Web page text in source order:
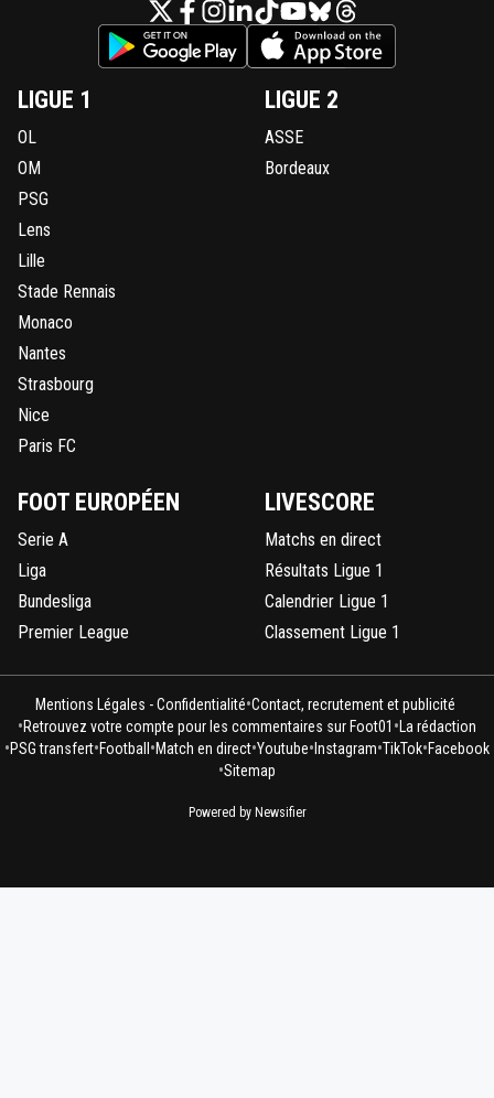
LIGUE 1
OL
OM
PSG
Lens
Lille
Stade Rennais
Monaco
Nantes
Strasbourg
Nice
Paris FC
LIGUE 2
ASSE
Bordeaux
FOOT EUROPÉEN
Serie A
Liga
Bundesliga
Premier League
LIVESCORE
Matchs en direct
Résultats Ligue 1
Calendrier Ligue 1
Classement Ligue 1
Mentions Légales - Confidentialité•Contact, recrutement et publicité
•Retrouvez votre compte pour les commentaires sur Foot01 • La rédaction
•PSG transfert•Football •Match en direct•Youtube• Instagram•TikTok•Facebook
•Sitemap
Powered by Newsifier